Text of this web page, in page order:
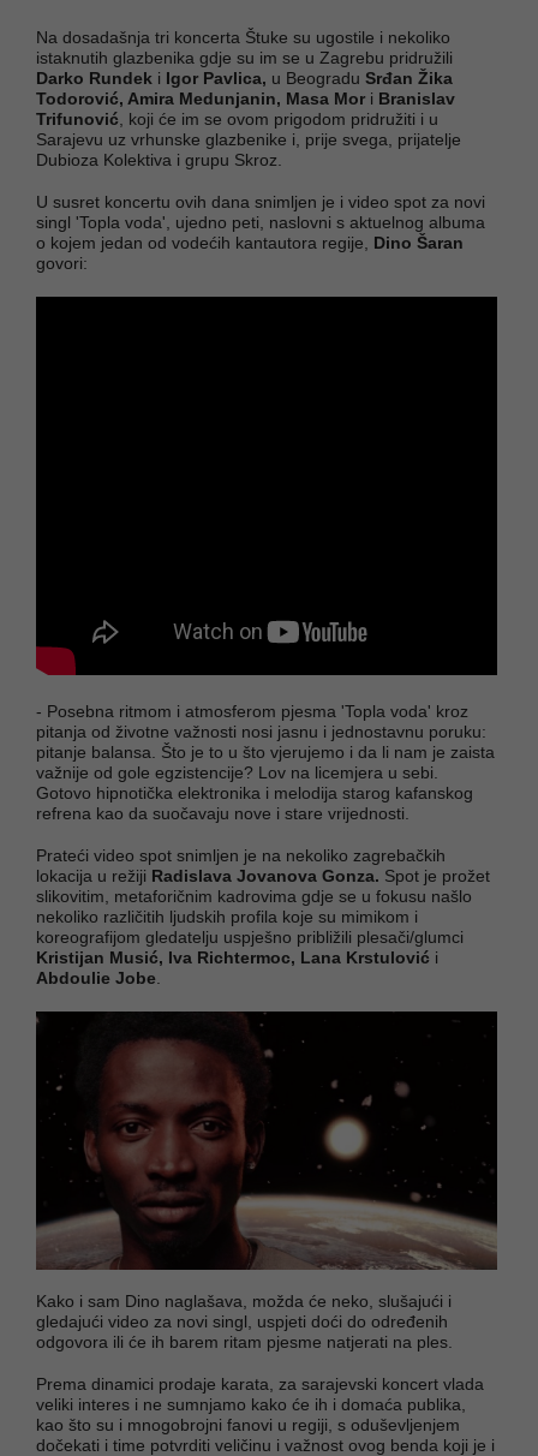
Na dosadašnja tri koncerta Štuke su ugostile i nekoliko
istaknutih glazbenika gdje su im se u Zagrebu pridružili
Darko Rundek i Igor Pavlica, u Beogradu Srđan Žika
Todorović, Amira Medunjanin, Masa Mor i Branislav
Trifunović , koji će im se ovom prigodom pridružiti i u
Sarajevu uz vrhunske glazbenike i, prije svega, prijatelje
Dubioza Kolektiva i grupu Skroz.
U susret koncertu ovih dana snimljen je i video spot za novi
singl 'Topla voda', ujedno peti, naslovni s aktuelnog albuma
o kojem jedan od vodećih kantautora regije, Dino Šaran
govori:
- Posebna ritmom i atmosferom pjesma 'Topla voda' kroz
pitanja od životne važnosti nosi jasnu i jednostavnu poruku:
pitanje balansa. Što je to u što vjerujemo i da li nam je zaista
važnije od gole egzistencije? Lov na licemjera u sebi.
Gotovo hipnotička elektronika i melodija starog kafanskog
refrena kao da suočavaju nove i stare vrijednosti.
Prateći video spot snimljen je na nekoliko zagrebačkih
lokacija u režiji Radislava Jovanova Gonza. Spot je prožet
slikovitim, metaforičnim kadrovima gdje se u fokusu našlo
nekoliko različitih ljudskih profila koje su mimikom i
koreografijom gledatelju uspješno približili plesači/glumci
Kristijan Musić, Iva Richtermoc, Lana Krstulović i
Abdoulie Jobe
Kako i sam Dino naglašava, možda će neko, slušajući i
gledajući video za novi singl, uspjeti doći do određenih
odgovora ili će ih barem ritam pjesme natjerati na ples.
Prema dinamici prodaje karata, za sarajevski koncert vlada
veliki interes i ne sumnjamo kako će ih i domaća publika,
kao što su i mnogobrojni fanovi u regiji, s oduševljenjem
dočekati i time potvrditi veličinu i važnost ovog benda koji je i